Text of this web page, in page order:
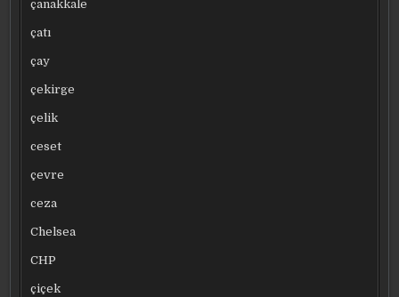
çanakkale
çatı
çay
çekirge
çelik
ceset
çevre
ceza
Chelsea
CHP
çiçek